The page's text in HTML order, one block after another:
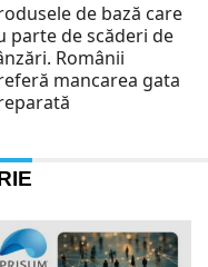
de bază care
parte de scăderi de
Românii
mancarea gata